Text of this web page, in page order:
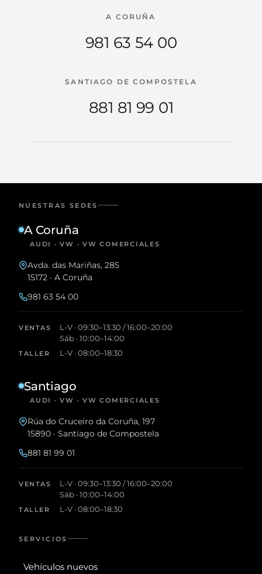
A CORUÑA
981 63 54 00
SANTIAGO DE COMPOSTELA
881 81 99 01
NUESTRAS SEDES
A Coruña
AUDI · VW · VW COMERCIALES
Avda. das Mariñas, 285
15172 · A Coruña
981 63 54 00
VENTAS
L-V · 09:30–13:30 / 16:00–20:00
Sáb · 10:00–14:00
TALLER L-V · 08:00–18:30
Santiago
AUDI · VW · VW COMERCIALES
Rúa do Cruceiro da Coruña, 197
15890 · Santiago de Compostela
881 81 99 01
VENTAS
L-V · 09:30–13:30 / 16:00–20:00
Sáb · 10:00–14:00
TALLER L-V · 08:00–18:30
SERVICIOS
Vehículos nuevos